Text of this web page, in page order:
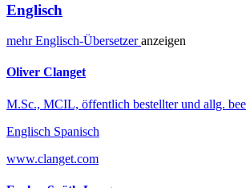
Englisch
mehrEnglisch-Übersetzeranzeigen
Oliver Clanget
M.Sc., MCIL, öffentlich bestellter und allg.
Englisch Spanisch
www.clanget.com